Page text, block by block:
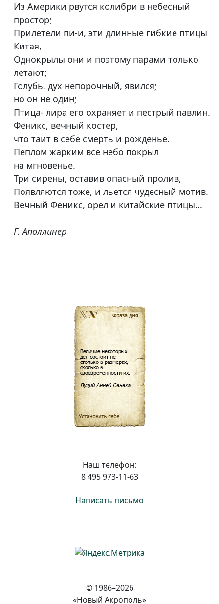
Из Америки рвутся колибри в небесный
простор;
Прилетели пи-и, эти длинные гибкие птицы
Китая,
Однокрылы они и поэтому парами только
летают;
Голубь, дух непорочный, явился;
но он не один;
Птица- лира его охраняет и пестрый павлин.
Феникс, вечный костер,
что таит в себе смерть и рожденье.
Пеплом жарким все небо покрыл
на мгновенье.
Три сирены, оставив опасный пролив,
Появляются тоже, и льется чудесный мотив.
Вечный Феникс, орел и китайские птицы...
Г. Аполлинер
Наш телефон:
8 495 973-11-63
Написать письмо
© 1986–2026
«Новый Акрополь»